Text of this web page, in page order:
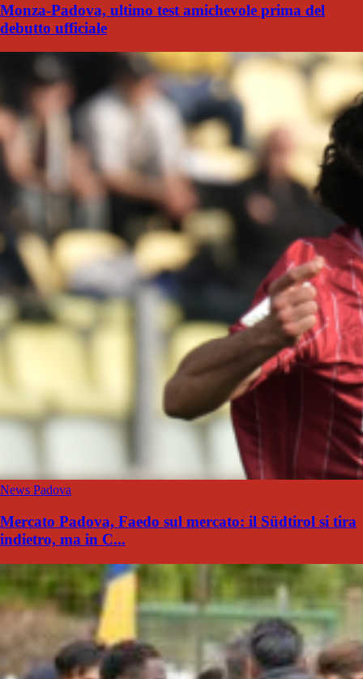
Monza-Padova, ultimo test amichevole prima del
debutto ufficiale
News Padova
Mercato Padova, Faedo sul mercato: il Südtirol si tira
indietro, ma in C...